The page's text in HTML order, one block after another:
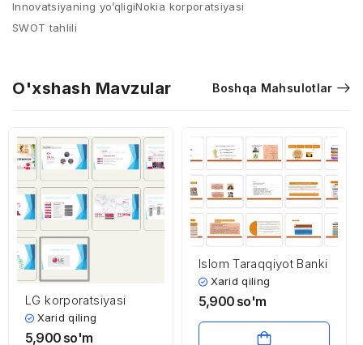
Innovatsiyaning yo’qligiNokia korporatsiyasi
SWOT tahlili
O'xshash Mavzular Boshqa Mahsulotlar
LG korporatsiyasi
Xarid qiling
5,900 so'm
Islom Taraqqiyot Banki
Xarid qiling
5,900 so'm